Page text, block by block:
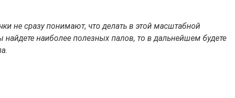
не сразу понимают, что делать в этой масштабной
наиболее полезных палов, то в дальнейшем будете